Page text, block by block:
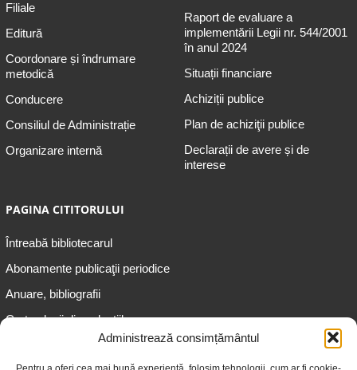
Administrează consimțământul
Filiale
Editură
Coordonare și îndrumare
metodică
Conducere
Consiliul de Administrație
Organizare internă
Raport de evaluare a
implementării Legii nr. 544/2001
în anul 2024
Situații financiare
Achiziții publice
Plan de achiziţii publice
Declarații de avere și de
interese
PAGINA CITITORULUI
Întreabă bibliotecarul
Abonamente publicaţii periodice
Anuare, bibliografii
Cartea lunii din colecțiile